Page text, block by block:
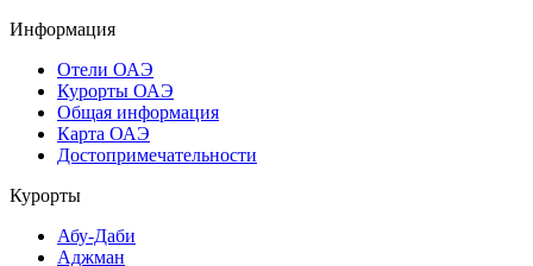
Информация
Отели ОАЭ
Курорты ОАЭ
Общая информация
Карта ОАЭ
Достопримечательности
Курорты
Абу-Даби
Аджман